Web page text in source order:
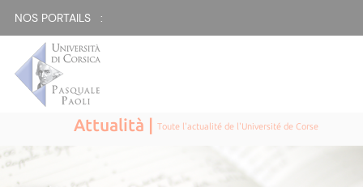
NOS PORTAILS :
Attualità |Toute l'actualité de l'Université de Corse